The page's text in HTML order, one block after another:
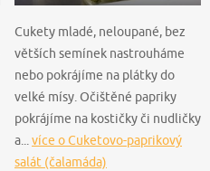
Cukety mladé, neloupané, bez
větších semínek nastrouháme
nebo pokrájíme na plátky do
velké mísy. Očištěné papriky
pokrájíme na kostičky či nudličky
a...více o Cuketovo-paprikový
salát (čalamáda)